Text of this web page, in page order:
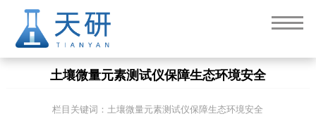
土壤微量元素测试仪保障生态环境安全
栏目关键词：土壤微量元素测试仪保障生态环境安全